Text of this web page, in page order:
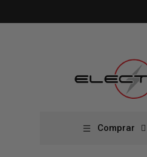
al contenido
Comprar